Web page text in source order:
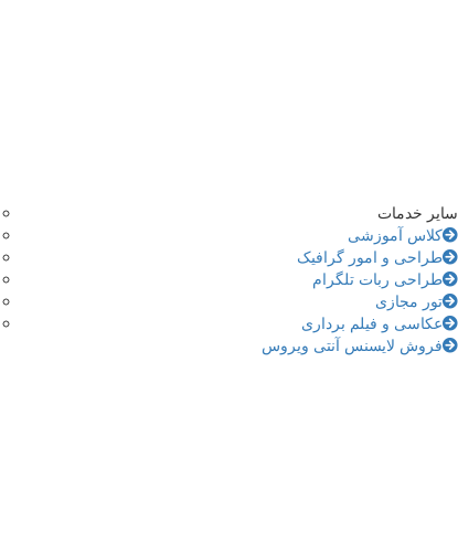
سایر خدمات
کلاس آموزشی
طراحی و امور گرافیک
طراحی ربات تلگرام
تور مجازی
عکاسی و فیلم برداری
فروش لایسنس آنتی ویروس